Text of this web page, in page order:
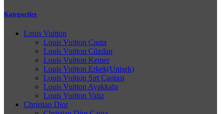
Kategoriler
Louis Vuitton
Louis Vuitton Çanta
Louis Vuitton Cüzdan
Louis Vuitton Kemer
Louis Vuitton Erkek(Unisek)
Louis Vuitton Sırt Çantası
Louis Vuitton Ayakkabı
Louis Vuitton Valiz
Christian Dior